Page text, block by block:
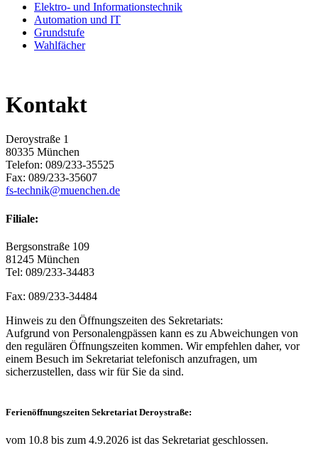
Elektro- und Informationstechnik
Automation und IT
Grundstufe
Wahlfächer
Kontakt
Deroystraße 1
80335 München
Telefon: 089/233-35525
Fax: 089/233-35607
fs-technik@muenchen.de
Filiale:
Bergsonstraße 109
81245 München
Tel: 089/233-34483
Fax: 089/233-34484
Hinweis zu den Öffnungszeiten des Sekretariats:
Aufgrund von Personalengpässen kann es zu Abweichungen von
den regulären Öffnungszeiten kommen. Wir empfehlen daher, vor
einem Besuch im Sekretariat telefonisch anzufragen, um
sicherzustellen, dass wir für Sie da sind.
Ferienöffnungszeiten Sekretariat Deroystraße:
vom 10.8 bis zum 4.9.2026 ist das Sekretariat geschlossen.